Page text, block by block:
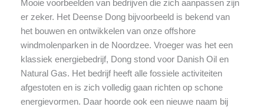
Mooie voorbeelden van bedrijven die zich aanpassen zijn
er zeker. Het Deense Dong bijvoorbeeld is bekend van
het bouwen en ontwikkelen van onze offshore
windmolenparken in de Noordzee. Vroeger was het een
klassiek energiebedrijf, Dong stond voor Danish Oil en
Natural Gas. Het bedrijf heeft alle fossiele activiteiten
afgestoten en is zich volledig gaan richten op schone
energievormen. Daar hoorde ook een nieuwe naam bij